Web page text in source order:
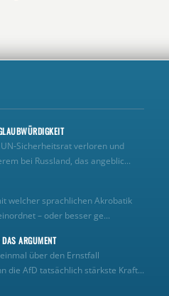
verloren und
bei Russland, das angeblic...
welcher sprachlichen Akrobatik
– oder besser ge...
ARGUMENT
über den Ernstfall
die AfD tatsächlich stärkste Kraft...